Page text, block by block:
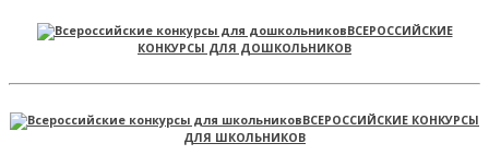
ВСЕРОССИЙСКИЕ
КОНКУРСЫ ДЛЯ ДОШКОЛЬНИКОВ
ВСЕРОССИЙСКИЕ КОНКУРСЫ
ДЛЯ ШКОЛЬНИКОВ